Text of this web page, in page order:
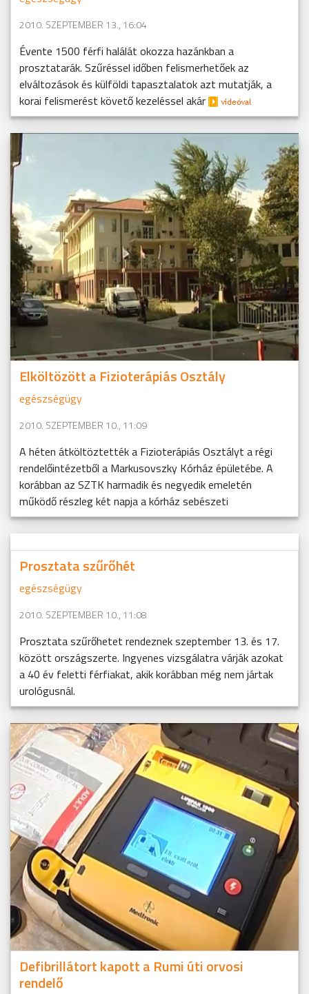
2010. SZEPTEMBER 13., 16:04
Évente 1500 férfi halálát okozza hazánkban a
prosztatarák. Szűréssel időben felismerhetőek az
elváltozások és külföldi tapasztalatok azt mutatják, a
korai felismerést követő kezeléssel akár
Elköltözött a Fizioterápiás Osztály
egészségügy
2010. SZEPTEMBER 10., 11:09
A héten átköltöztették a Fizioterápiás Osztályt a régi
rendelőintézetből a Markusovszky Kórház épületébe. A
korábban az SZTK harmadik és negyedik emeletén
működő részleg két napja a kórház sebészeti
Prosztata szűrőhét
egészségügy
2010. SZEPTEMBER 10., 11:08
Prosztata szűrőhetet rendeznek szeptember 13. és 17.
között országszerte. Ingyenes vizsgálatra várják azokat
a 40 év feletti férfiakat, akik korábban még nem jártak
urológusnál.
Defibrillátort kapott a Rumi úti orvosi
rendelő